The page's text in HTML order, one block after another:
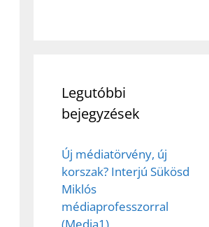
Legutóbbi
bejegyzések
Új médiatörvény, új
korszak? Interjú Sükösd
Miklós
médiaprofesszorral